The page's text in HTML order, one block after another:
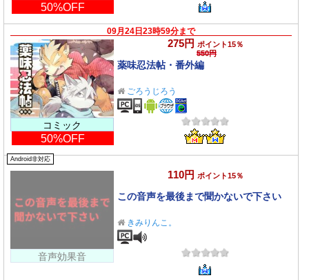
50%OFF
09月24日23時59分まで
コミック
50%OFF
275円 ポイント15％
550円
薬味忍法帖・番外編
ごろうじろう
Android非対応
音声効果音
110円 ポイント15％
この音声を最後まで聞かないで下さい
きみりんこ。